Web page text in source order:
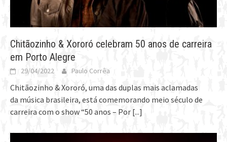
Chitãozinho & Xororó celebram 50 anos de carreira
em Porto Alegre
29/04/2022 Paulo Corrêa
Chitãozinho & Xororó, uma das duplas mais aclamadas
da música brasileira, está comemorando meio século de
carreira com o show “50 anos – Por [...]